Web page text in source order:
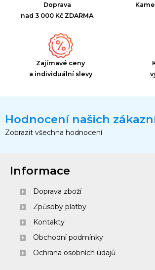
Doprava
nad 3 000 Kč ZDARMA
Zajímavé ceny
a individuální slevy
Hodnocení našich
Zobrazit všechna hodnocení
Informace
Doprava zboží
Způsoby platby
Kontakty
Obchodní podmínky
Ochrana osobních údajů